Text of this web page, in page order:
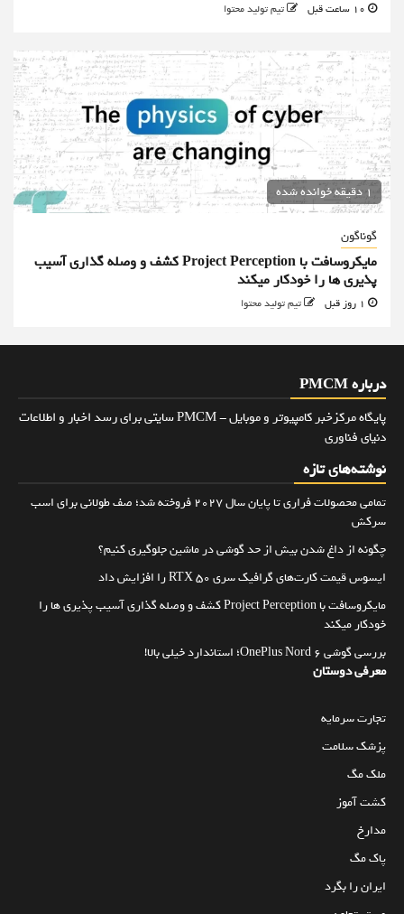
تیم تولید محتوا
1 دقیقه خوانده شده
گوناگون
مایکروسافت با Project Perception کشف و وصله گذاری آسیب
پذیری ها را خودکار میکند
تیم تولید محتوا
درباره PMCM
پایگاه مرکزخبر کامپیوتر و موبایل - PMCM سایتی برای رسد اخبار و اطلاعات
دنیای فناوری
نوشته‌های تازه
تمامی محصولات فراری تا پایان سال ۲۰۲۷ فروخته شد؛ صف طولانی برای اسب
سرکش
چگونه از داغ شدن بیش از حد گوشی در ماشین جلوگیری کنیم؟
ایسوس قیمت کارت‌های گرافیک سری RTX 50 را افزایش داد
مایکروسافت با Project Perception کشف و وصله گذاری آسیب پذیری ها را
خودکار میکند
بررسی گوشی OnePlus Nord 6؛ استاندارد خیلی بالا!
معرفی دوستان
تجارت سرمایه
پزشک سلامت
ملک مگ
کشت آموز
مدارخ
پاک مگ
ایران را بگرد